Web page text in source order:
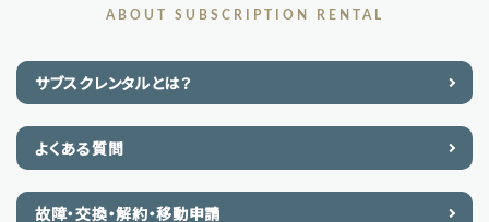
ABOUT SUBSCRIPTION RENTAL
サブスクレンタルとは？
よくある質問
故障・交換・解約・移動申請